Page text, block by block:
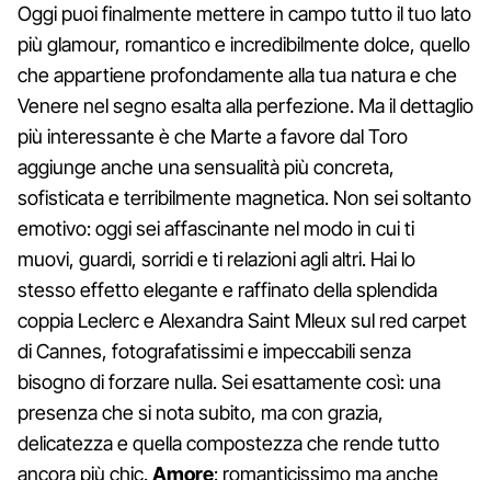
Oggi puoi finalmente mettere in campo tutto il tuo lato
più glamour, romantico e incredibilmente dolce, quello
che appartiene profondamente alla tua natura e che
Venere nel segno esalta alla perfezione. Ma il dettaglio
più interessante è che Marte a favore dal Toro
aggiunge anche una sensualità più concreta,
sofisticata e terribilmente magnetica. Non sei soltanto
emotivo: oggi sei affascinante nel modo in cui ti
muovi, guardi, sorridi e ti relazioni agli altri. Hai lo
stesso effetto elegante e raffinato della splendida
coppia Leclerc e Alexandra Saint Mleux sul red carpet
di Cannes, fotografatissimi e impeccabili senza
bisogno di forzare nulla. Sei esattamente così: una
presenza che si nota subito, ma con grazia,
delicatezza e quella compostezza che rende tutto
ancora più chic.Amore: romanticissimo ma anche